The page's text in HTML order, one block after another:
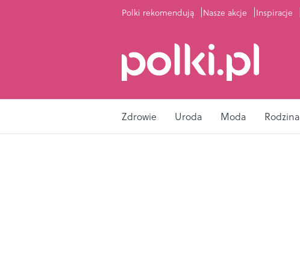
Polki rekomendują Nasze akcje Inspiracje
Zdrowie Uroda Moda Rodzina